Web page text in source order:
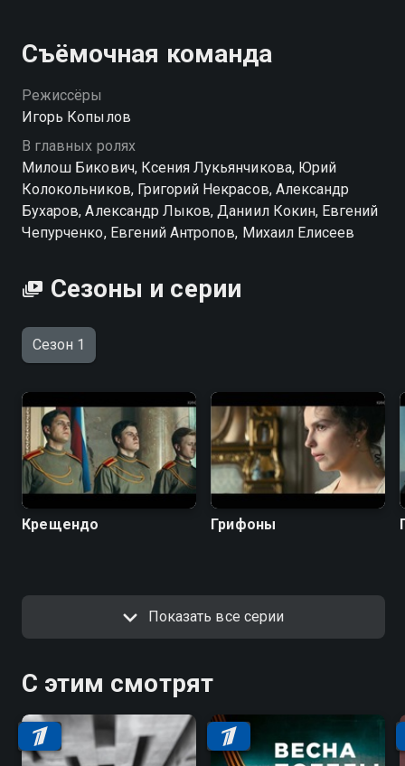
Съёмочная команда
Режиссёры
Игорь Копылов
В главных ролях
Милош Бикович, Ксения Лукьянчикова, Юрий
Колокольников, Григорий Некрасов, Александр
Бухаров, Александр Лыков, Даниил Кокин, Евгений
Чепурченко, Евгений Антропов, Михаил Елисеев
Сезоны и серии
Сезон 1
Крещендо Грифоны
Показать все серии
С этим смотрят